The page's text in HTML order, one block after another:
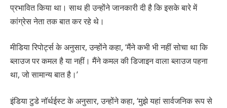
प्रभावित किया था। साथ ही उन्होंने जानकारी दी है कि इसके बारे में
कांग्रेस नेता तक बात कर रहे थे।
मीडिया रिपोर्ट्स के अनुसार, उन्होंने कहा, ‘मैंने कभी भी नहीं सोचा था कि
ब्लाउज पर कमल है या नहीं। मैंने कमल की डिजाइन वाला ब्लाउज पहना
था, जो सामान्य बात है।’
इंडिया टुडे नॉर्थईस्ट के अनुसार, उन्होंने कहा, ‘मुझे यहां सार्वजनिक रूप से